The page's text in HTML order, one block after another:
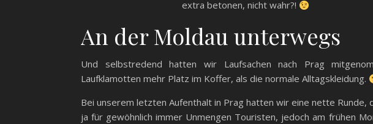
extra betonen, nicht wahr?!
An der Moldau unterwegs
Und selbstredend hatten wir Laufsachen nach Prag
Laufklamotten mehr Platz im Koffer, als die normale Alltagskleidung.
Bei unserem letzten Aufenthalt in Prag hatten wir eine nette Runde,
ja für gewöhnlich immer Unmengen Touristen, jedoch am frühen